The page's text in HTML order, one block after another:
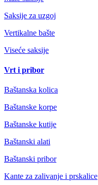
Saksije za uzgoj
Vertikalne bašte
Viseće saksije
Vrt i pribor
Baštanska kolica
Baštanske korpe
Baštanske kutije
Baštanski alati
Baštanski pribor
Kante za zalivanje i prskalice